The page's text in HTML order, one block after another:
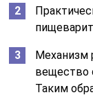
Механизм
вещество
Таким